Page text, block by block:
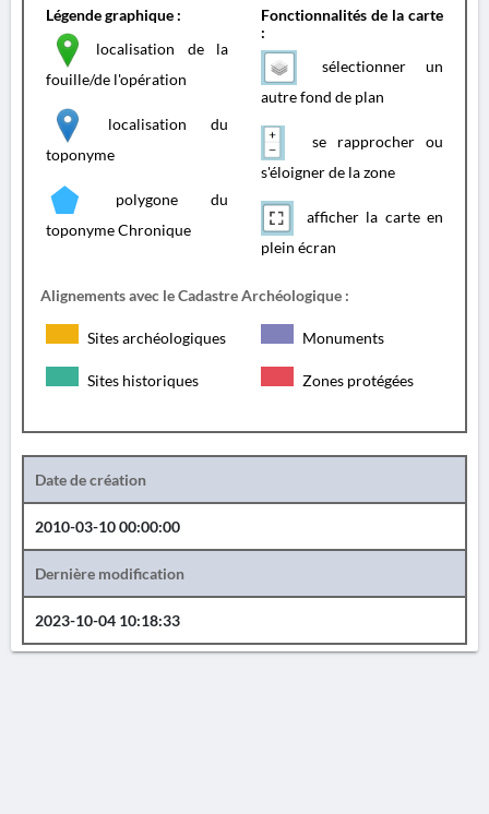
Légende graphique :
localisation de la
fouille/de l'opération
localisation du
toponyme
polygone du
toponyme Chronique
Fonctionnalités de la carte
:
sélectionner un
autre fond de plan
se rapprocher ou
s'éloigner de la zone
afficher la carte en
plein écran
Alignements avec le Cadastre Archéologique :
Sites archéologiques Monuments
Sites historiques Zones protégées
Date de création
2010-03-10 00:00:00
Dernière modification
2023-10-04 10:18:33